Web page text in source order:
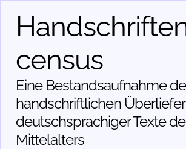
census
Eine Bestandsaufnahme
handschriftlichen
deutschsprachiger Texte
Mittelalters